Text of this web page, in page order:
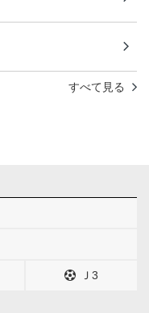
すべて見る
Ｊ3